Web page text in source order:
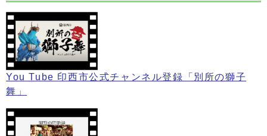
You Tube 印西市公式チャンネル登録「別所の獅子
舞」